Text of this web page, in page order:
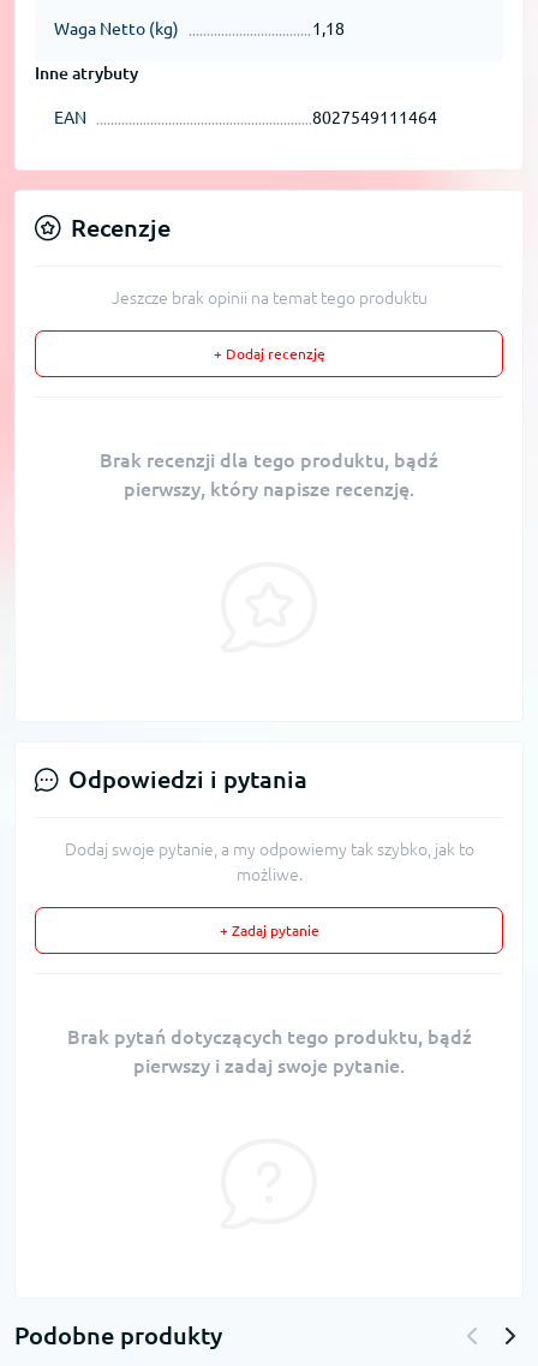
Waga Netto (kg) 1,18
Inne atrybuty
EAN 8027549111464
Recenzje
Jeszcze brak opinii na temat tego produktu
+ Dodaj recenzję
Brak recenzji dla tego produktu, bądź
pierwszy, który napisze recenzję.
Odpowiedzi i pytania
Dodaj swoje pytanie, a my odpowiemy tak szybko, jak to
możliwe.
+ Zadaj pytanie
Brak pytań dotyczących tego produktu, bądź
pierwszy i zadaj swoje pytanie.
Podobne produkty